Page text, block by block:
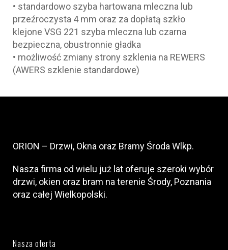
• standardowo szyba hartowana mleczna lub
przeźroczysta 4 mm oraz za dopłatą szkło
klejone VSG 221 szyba mleczna lub czarna
bezpieczna, obustronnie gładka
• możliwość zmiany strony szklenia na REWERS
(AWERS szklenie standardowe)
ORION – Drzwi, Okna oraz Bramy Środa Wlkp.
Nasza firma od wielu już lat oferuje szeroki wybór
drzwi, okien oraz bram na terenie Środy, Poznania
oraz całej Wielkopolski.
Nasza oferta